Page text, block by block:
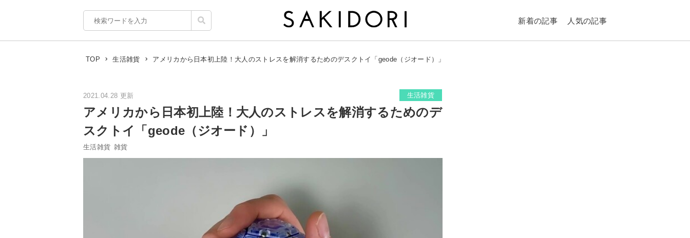
新着の記事 人気の記事
TOP 生活雑貨 アメリカから日本初上陸！大人のストレスを解消するためのデスクトイ「geode（ジオード）」
2021.04.28 更新 生活雑貨
アメリカから日本初上陸！大人のストレスを解消するためのデ
スクトイ「geode（ジオード）」
生活雑貨 雑貨